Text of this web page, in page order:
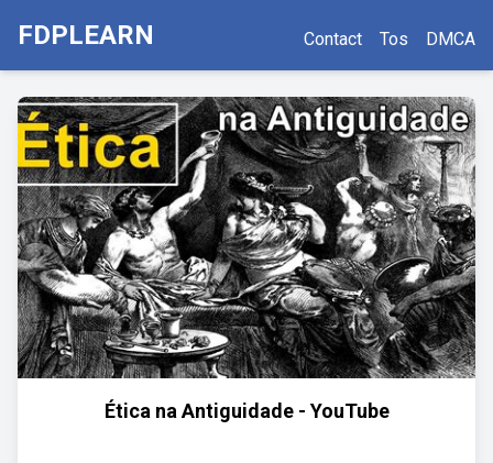
FDPLEARN Contact Tos DMCA
Ética na Antiguidade - YouTube